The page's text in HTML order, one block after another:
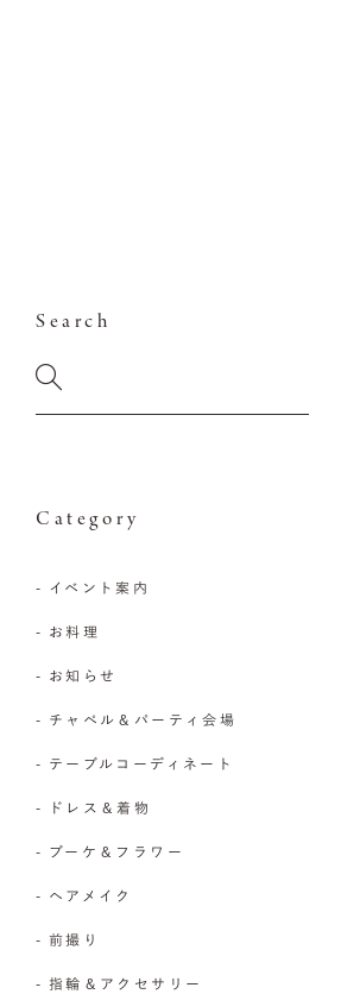
Search
Category
- イベント案内
- お料理
- お知らせ
- チャペル＆パーティ会場
- テーブルコーディネート
- ドレス＆着物
- ブーケ＆フラワー
- ヘアメイク
- 前撮り
- 指輪＆アクセサリー